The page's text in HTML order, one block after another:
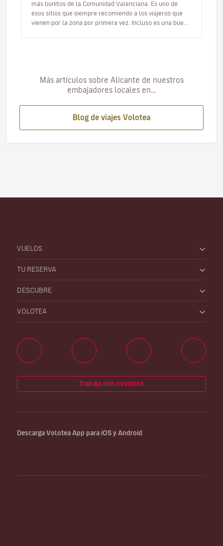
más bonitos de la Comunidad Valenciana. Es uno de
esos sitios que siempre recomiendo a los viajeros que
vienen por la zona por primera vez. Incluso es una buena
Más artículos sobre Alicante de nuestros
embajadores locales en…
Blog de viajes Volotea
VUELOS
TU RESERVA
DESCUBRE
VOLOTEA
Trabaja con nosotros
Descarga Volotea App para iOS y Android